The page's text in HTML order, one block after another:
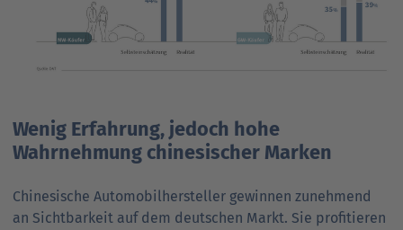
Wenig Erfahrung, jedoch hohe
Wahrnehmung chinesischer Marken
Chinesische Auto­mobil­her­steller gewin­nen zunehmend
an Sicht­barkeit auf dem deutschen Markt. Sie profitieren